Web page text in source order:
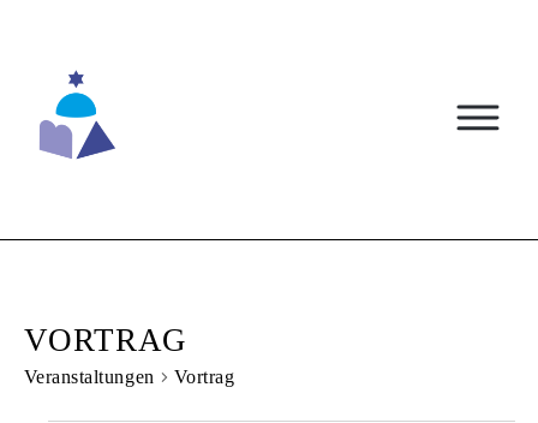
VORTRAG
Veranstaltungen Vortrag